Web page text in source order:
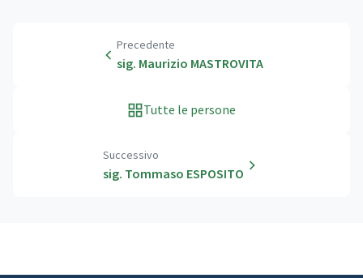
Precedente
sig. Maurizio MASTROVITA
Tutte le persone
Successivo
sig. Tommaso ESPOSITO